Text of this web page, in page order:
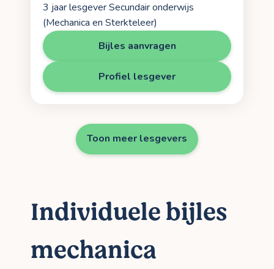
3 jaar lesgever Secundair onderwijs
(Mechanica en Sterkteleer)
Bijles aanvragen
Profiel lesgever
Toon meer lesgevers
Individuele bijles
mechanica